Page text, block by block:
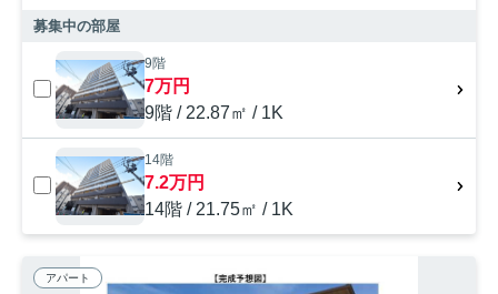
募集中の部屋
9階
7万円
9階 / 22.87㎡ / 1K
14階
7.2万円
14階 / 21.75㎡ / 1K
アパート